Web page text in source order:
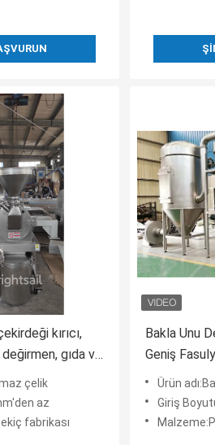
kırıcı,
gıda ve
küçük toz kırıcı,
çelik
az
fabrikası
Bakla Unu
Geniş
Ekipmanları
Ürün adı:Bakla Unu
Giriş